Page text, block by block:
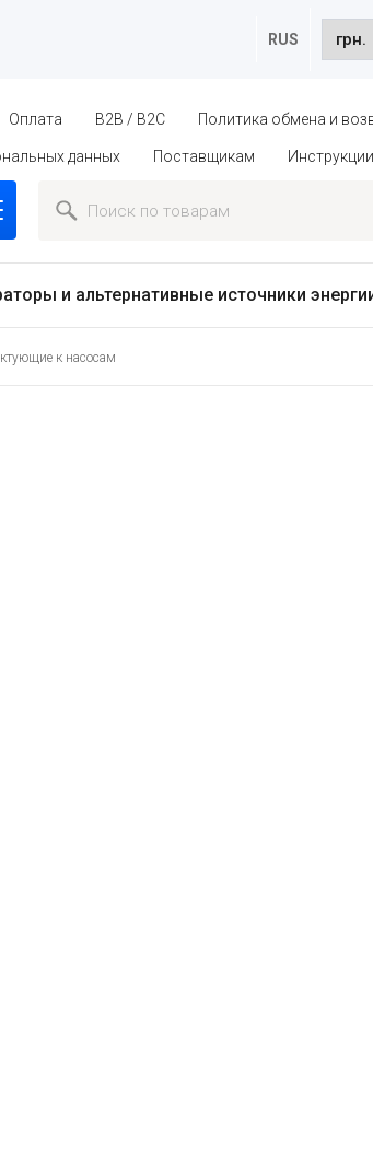
RUS
Оплата B2B / B2C Политика обмена и
данных Поставщикам Инструкции
и альтернативные источники
к насосам